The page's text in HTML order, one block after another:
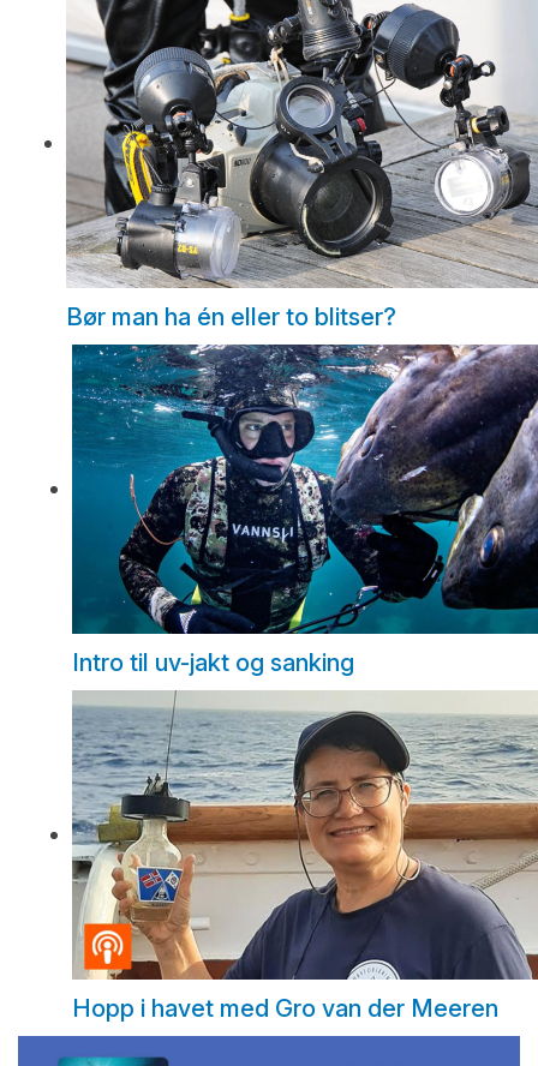
Bør man ha én eller to blitser?
Intro til uv-jakt og sanking
Hopp i havet med Gro van der Meeren